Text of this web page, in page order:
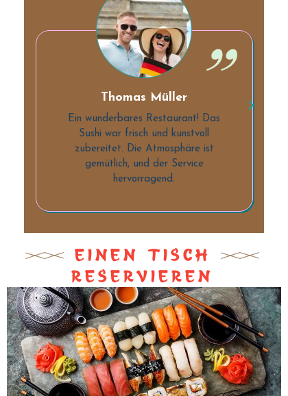
Thomas Müller
Ein wunderbares Restaurant! Das
Sushi war frisch und kunstvoll
zubereitet. Die Atmosphäre ist
gemütlich, und der Service
hervorragend.
EINEN TISCH
RESERVIEREN